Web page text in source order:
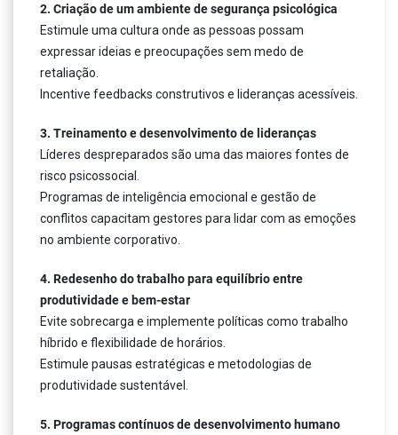
2. Criação de um ambiente de segurança psicológica
Estimule uma cultura onde as pessoas possam
expressar ideias e preocupações sem medo de
retaliação.
Incentive feedbacks construtivos e lideranças acessíveis.
3. Treinamento e desenvolvimento de lideranças
Líderes despreparados são uma das maiores fontes de
risco psicossocial.
Programas de inteligência emocional e gestão de
conflitos capacitam gestores para lidar com as emoções
no ambiente corporativo.
4. Redesenho do trabalho para equilíbrio entre
produtividade e bem-estar
Evite sobrecarga e implemente políticas como trabalho
híbrido e flexibilidade de horários.
Estimule pausas estratégicas e metodologias de
produtividade sustentável.
5. Programas contínuos de desenvolvimento humano